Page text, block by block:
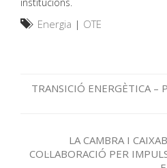
Energia | OTE
TRANSICIÓ ENERGÈTICA –
LA CAMBRA I
COL·LABORACIÓ PER